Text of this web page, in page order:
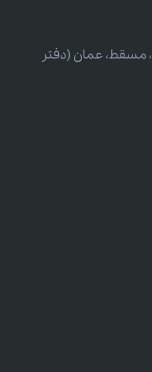
ال موج 335، خیابان 6، مسقط، عمان (دفتر